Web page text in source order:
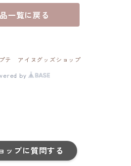
ップに質問する
一覧に戻る
テ アイヌグッズショップ
by